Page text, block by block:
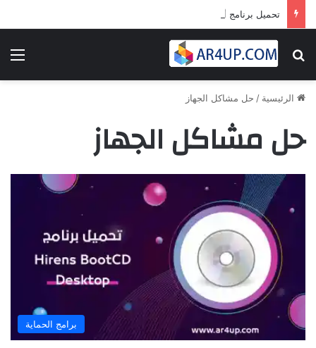
بحث عن
الرئيسية / حل مشاكل الجهاز
حل مشاكل الجهاز
برامج الحماية